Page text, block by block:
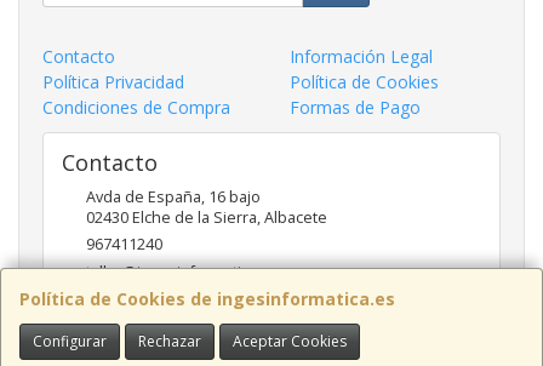
Política de Cookies de ingesinformatica.es
Configurar Rechazar Aceptar Cookies
Contacto
Información Legal
Política Privacidad
Política de Cookies
Condiciones de Compra
Formas de Pago
Contacto
Avda de España, 16 bajo
02430Elche de la Sierra,Albacete
967411240
taller@ingesinformatica.es
Horario